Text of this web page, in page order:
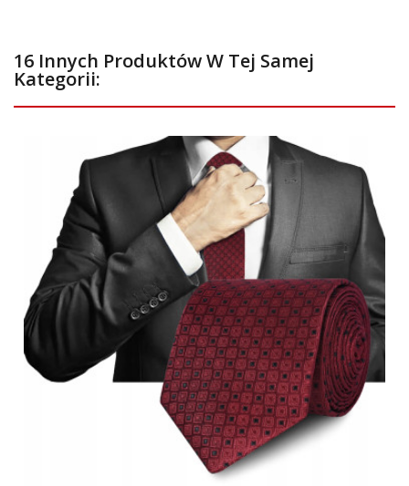
16 Innych Produktów W Tej Samej
Kategorii: